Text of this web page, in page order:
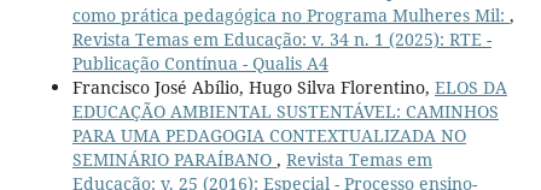
como prática pedagógica no Programa Mulheres Mil: ,
Revista Temas em Educação: v. 34 n. 1 (2025): RTE -
Publicação Contínua - Qualis A4
Francisco José Abílio, Hugo Silva Florentino, ELOS DA
EDUCAÇÃO AMBIENTAL SUSTENTÁVEL: CAMINHOS
PARA UMA PEDAGOGIA CONTEXTUALIZADA NO
SEMINÁRIO PARAÍBANO , Revista Temas em
Educação: v. 25 (2016): Especial - Processo ensino-